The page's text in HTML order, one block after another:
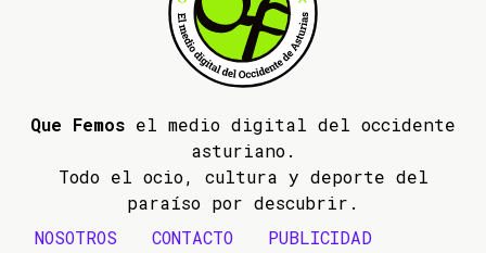
Que Femos el medio digital del occidente
asturiano.
Todo el ocio, cultura y deporte del
paraíso por descubrir.
NOSOTROS
CONTACTO PUBLICIDAD